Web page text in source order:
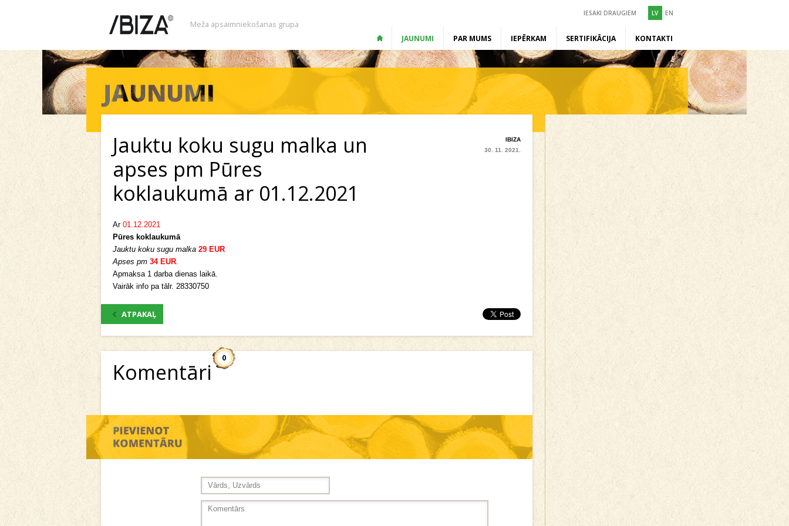
Meža apsaimniekošanas grupa
IESAKI DRAUGIEM LV EN
JAUNUMI PAR MUMS IEPĒRKAM SERTIFIKĀCIJA KONTAKTI
IBIZA
30. 11. 2021.
Jauktu koku sugu malka un
apses pm Pūres
koklaukumā ar 01.12.2021
Ar01.12.2021
Pūres koklaukumā
Jauktu koku sugu malka 29 EUR
Apses pm 34 EUR.
Apmaksa 1 darba dienas laikā.
Vairāk info pa tālr. 28330750
ATPAKAĻ
Komentāri
0